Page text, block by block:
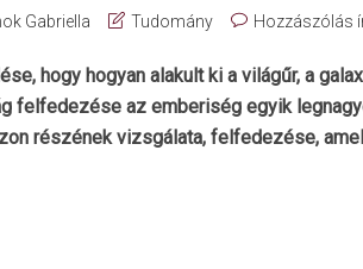
Gabriella Tudomány Hozzászólás
hogy hogyan alakult ki a világűr, a
felfedezése az emberiség egyik
részének vizsgálata, felfedezése,